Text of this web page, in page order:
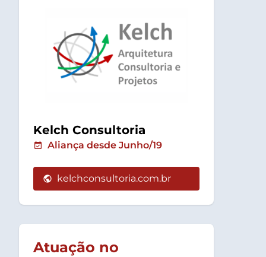
Kelch Consultoria
Aliança desde Junho/19
kelchconsultoria.com.br
Atuação no